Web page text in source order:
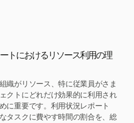
トにおけるリソース利用の理
織がリソース、特に従業員がさま
クトにどれだけ効果的に利用され
に重要です。利用状況レポート
タスクに費やす時間の割合を、総